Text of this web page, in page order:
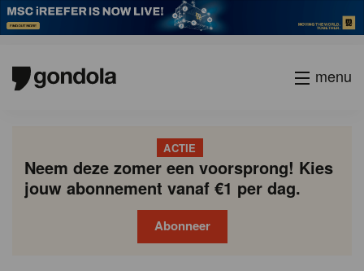
menu
ACTIE
Neem deze zomer een voorsprong! Kies
jouw abonnement vanaf €1 per dag.
Abonneer